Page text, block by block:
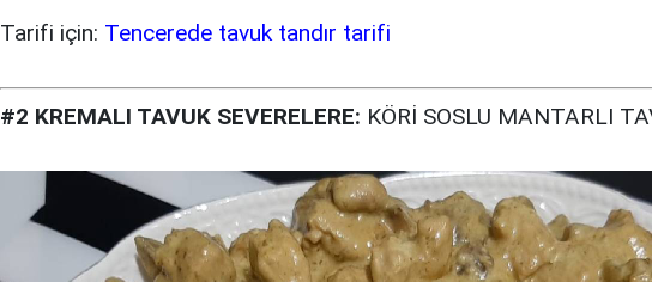
Tarifi için: Tencerede tavuk tandır tarifi
#2 KREMALI TAVUK SEVERELERE: KÖRİ SOSLU MANTARLI